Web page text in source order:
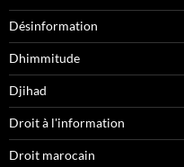
Désinformation
Dhimmitude
Djihad
Droit à l'information
Droit marocain